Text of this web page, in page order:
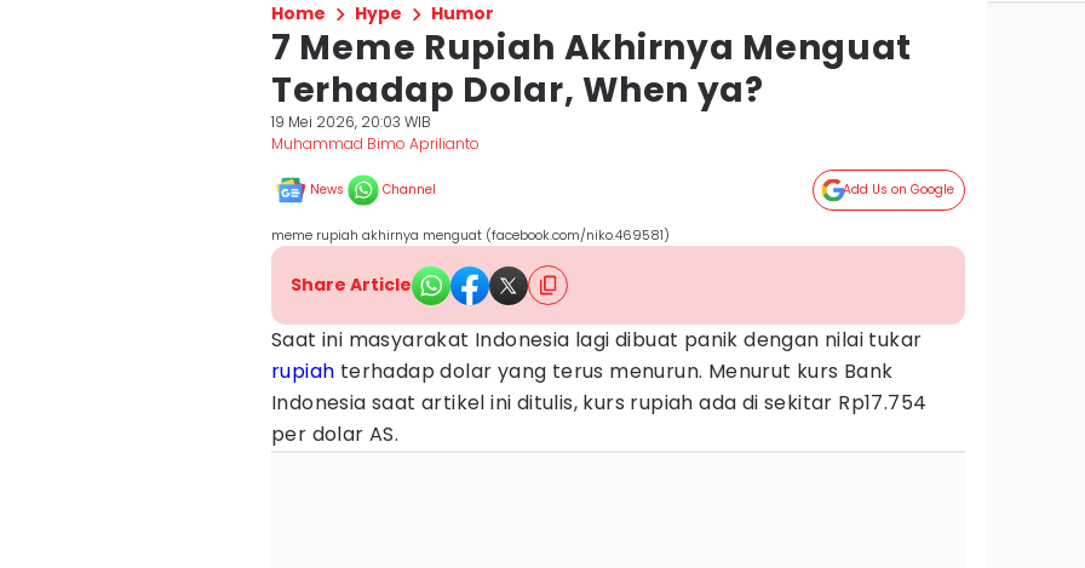
Home Hype Humor
7 Meme Rupiah Akhirnya Menguat
Terhadap Dolar, When ya?
19 Mei 2026, 20:03 WIB
Muhammad Bimo Aprilianto
News Channel Add Us on Google
meme rupiah akhirnya menguat (facebook.com/niko.469581)
Share Article
Saat ini masyarakat Indonesia lagi dibuat panik dengan nilai tukar
rupiah terhadap dolar yang terus menurun. Menurut kurs Bank
Indonesia saat artikel ini ditulis, kurs rupiah ada di sekitar Rp17.754
per dolar AS.